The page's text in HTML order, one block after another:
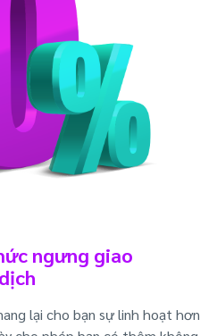
ngưng giao
dịch
lại cho bạn sự linh hoạt hơn